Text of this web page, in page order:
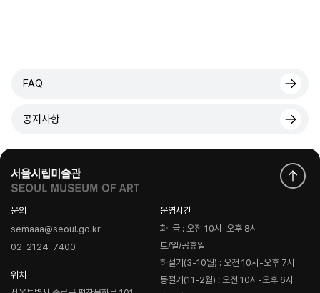
FAQ
공지사항
문의
semaaa@seoul.go.kr
02-2124-7400
위치
운영시간
화-금 : 오전 10시-오후 8시
토/일/공휴일
하절기(3-10월) : 오전 10시-오후 7시
동절기(11-2월) : 오전 10시-오후 6시